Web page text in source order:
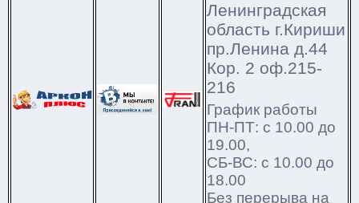
Ленинградская
область г.Кириши
пр.Ленина д.44
Кор. 2 оф.215-
216
График работы
ПН-ПТ: с 10.00 до
19.00,
СБ-ВС: с 10.00 до
18.00
Без перерыва на